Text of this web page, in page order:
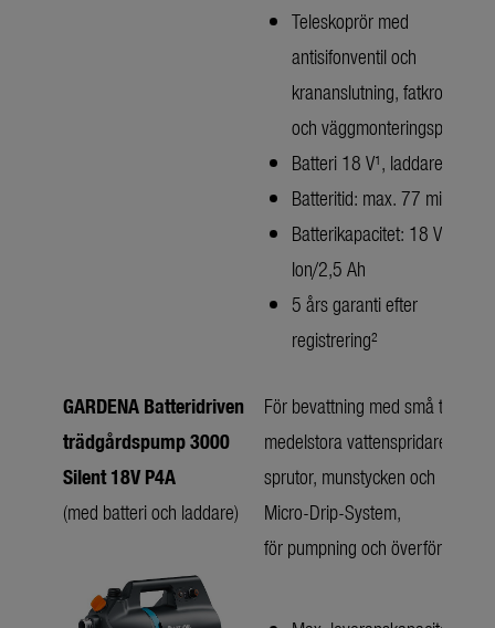
Teleskoprör med
antisifonventil och
krananslutning, fatkrok
och väggmonteringsplatta
Batteri 18 V¹, laddare
Batteritid: max. 77 min.
Batterikapacitet: 18 V Li-
Ion/2,5 Ah
5 års garanti efter
registrering²
GARDENA Batteridriven
trädgårdspump 3000
Silent 18V P4A
(med batteri och laddare)
För bevattning med små till
medelstora vattenspridare,
sprutor, munstycken och
Micro-Drip-System,
för pumpning och överföring